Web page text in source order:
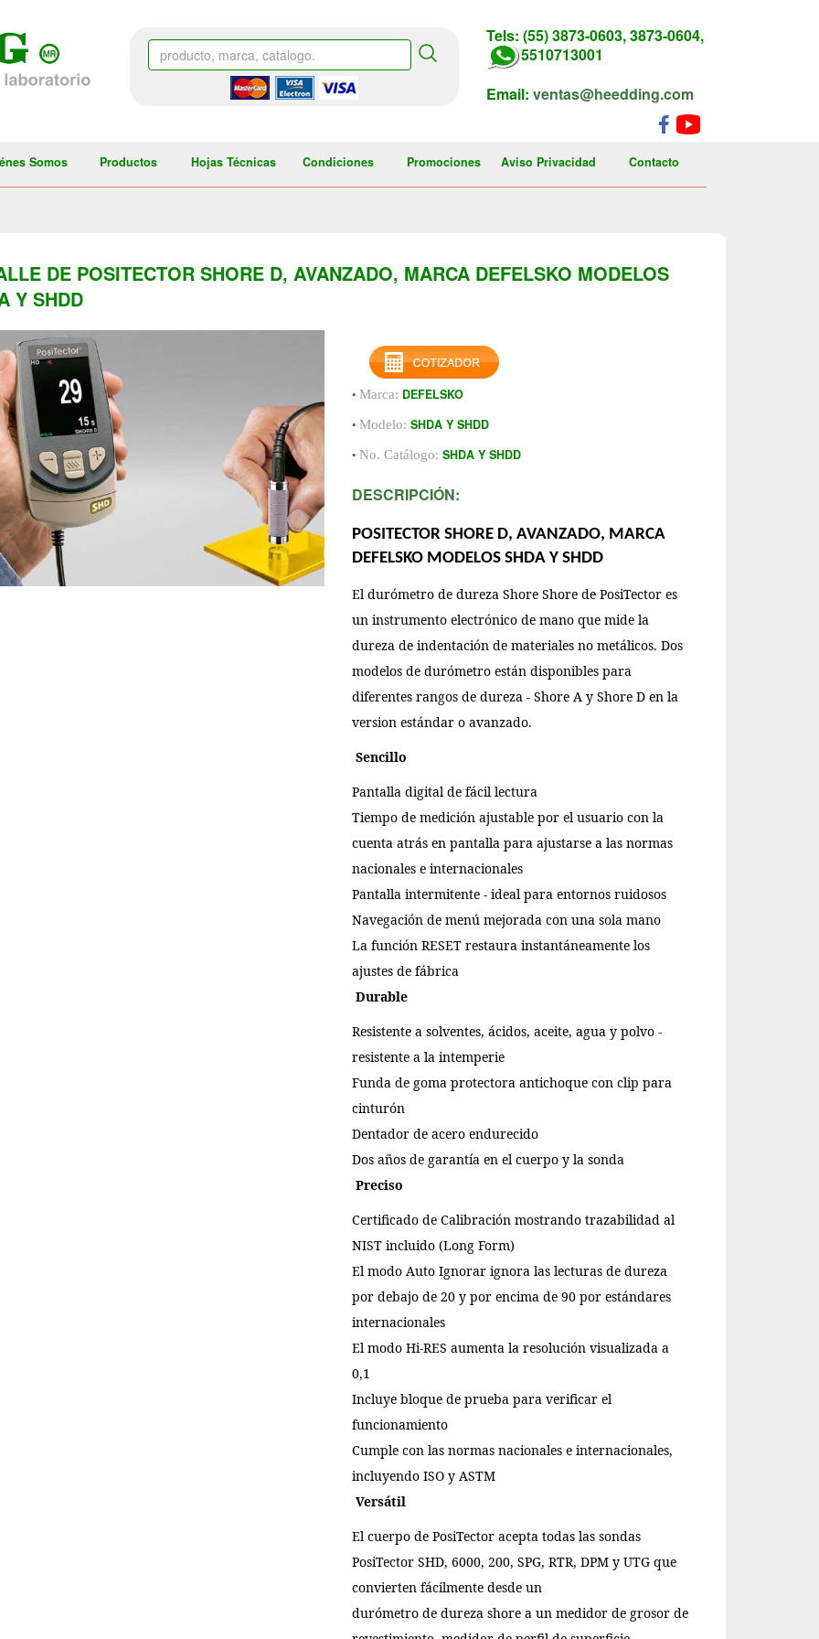
Tels: (55) 3873-0603, 3873-0604,
5510713001
Email: ventas@heedding.com
Somos Productos Hojas Técnicas Condiciones Promociones Aviso Privacidad Contacto
DE POSITECTOR SHORE D, AVANZADO, MARCA DEFELSKO MODELOS
Y SHDD
•Marca: DEFELSKO
•Modelo:SHDA Y SHDD
•No. Catálogo:SHDA Y SHDD
DESCRIPCIÓN:
POSITECTOR SHORE D, AVANZADO, MARCA
DEFELSKO MODELOS SHDA Y SHDD
El durómetro de dureza Shore Shore de PosiTector es
un instrumento electrónico de mano que mide la
dureza de indentación de materiales no metálicos. Dos
modelos de durómetro están disponibles para
diferentes rangos de dureza - Shore A y Shore D en la
version estándar o avanzado.
Sencillo
Pantalla digital de fácil lectura
Tiempo de medición ajustable por el usuario con la
cuenta atrás en pantalla para ajustarse a las normas
nacionales e internacionales
Pantalla intermitente - ideal para entornos ruidosos
Navegación de menú mejorada con una sola mano
La función RESET restaura instantáneamente los
ajustes de fábrica
Durable
Resistente a solventes, ácidos, aceite, agua y polvo -
resistente a la intemperie
Funda de goma protectora antichoque con clip para
cinturón
Dentador de acero endurecido
Dos años de garantía en el cuerpo y la sonda
Preciso
Certificado de Calibración mostrando trazabilidad al
NIST incluido (Long Form)
El modo Auto Ignorar ignora las lecturas de dureza
por debajo de 20 y por encima de 90 por estándares
internacionales
El modo Hi-RES aumenta la resolución visualizada a
0,1
Incluye bloque de prueba para verificar el
funcionamiento
Cumple con las normas nacionales e internacionales,
incluyendo ISO y ASTM
Versátil
El cuerpo de PosiTector acepta todas las sondas
PosiTector SHD, 6000, 200, SPG, RTR, DPM y UTG que
convierten fácilmente desde un
durómetro de dureza shore a un medidor de grosor de